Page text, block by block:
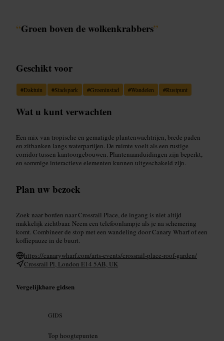
“Groen boven de wolkenkrabbers”
Geschikt voor
#Daktuin #Stadspark #Groeninstad #Wandelen #Rustpunt
Wat u kunt verwachten
Een mix van tropische en gematigde plantenwachtrijen, brede paden
en zitbanken langs waterpartijen. De ruimte voelt als een rustige
corridor tussen kantoorgebouwen. Plantenaanduidingen zijn beperkt,
en sommige interactieve elementen kunnen uitgeschakeld zijn.
Plan uw bezoek
Zoek naar borden naar Crossrail Place, de ingang is niet altijd
makkelijk zichtbaar. Neem een telefoonlampje als je na schemering
komt. Combineer de stop met een wandeling door Canary Wharf of een
koffiepauze in de buurt.
https://canarywharf.com/arts-events/crossrail-place-roof-garden/
Crossrail Pl, London E14 5AB, UK
Vergelijkbare gidsen
GIDS
Top hoogtepunten